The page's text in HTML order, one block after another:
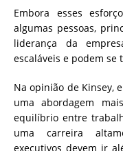
Embora esses
algumas pessoas,
liderança da
escaláveis ​​e podem
Na opinião de Kinsey,
uma abordagem
equilíbrio entre
uma carreira
executivos devem ir